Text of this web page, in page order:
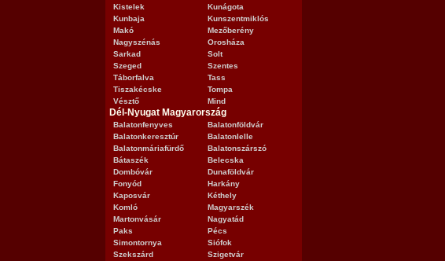
Kistelek
Kunágota
Kunbaja
Kunszentmiklós
Makó
Mezőberény
Nagyszénás
Orosháza
Sarkad
Solt
Szeged
Szentes
Táborfalva
Tass
Tiszakécske
Tompa
Vésztő
Mind
Dél-Nyugat Magyarország
Balatonfenyves
Balatonföldvár
Balatonkeresztúr
Balatonlelle
Balatonmáriafürdő
Balatonszárszó
Bátaszék
Belecska
Dombóvár
Dunaföldvár
Fonyód
Harkány
Kaposvár
Kéthely
Komló
Magyarszék
Martonvásár
Nagyatád
Paks
Pécs
Simontornya
Siófok
Szekszárd
Szigetvár